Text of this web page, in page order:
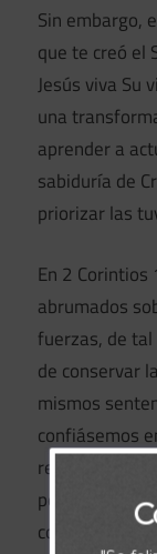
Sin embargo,
que te creó el
Jesús viva Su
una
aprender a
sabiduría de
priorizar las
En 2
abrumados
fuerzas, de
de conservar
mismos
confiásemos
resucita a los
permite las
con